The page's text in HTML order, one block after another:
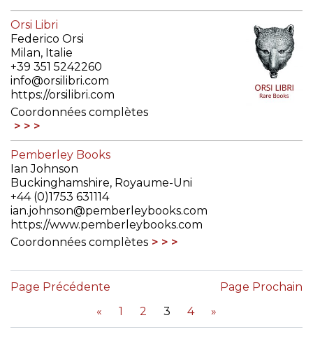
Coordonnées complètes
Orsi Libri
Federico Orsi
Milan, Italie
+39 351 5242260
info@orsilibri.com
https://orsilibri.com
Coordonnées complètes
Pemberley Books
Ian Johnson
Buckinghamshire, Royaume-Uni
+44 (0)1753 631114
ian.johnson@pemberleybooks.com
https://www.pemberleybooks.com
Coordonnées complètes
Page Précédente
«
1 2 3 4 »
Page Prochain